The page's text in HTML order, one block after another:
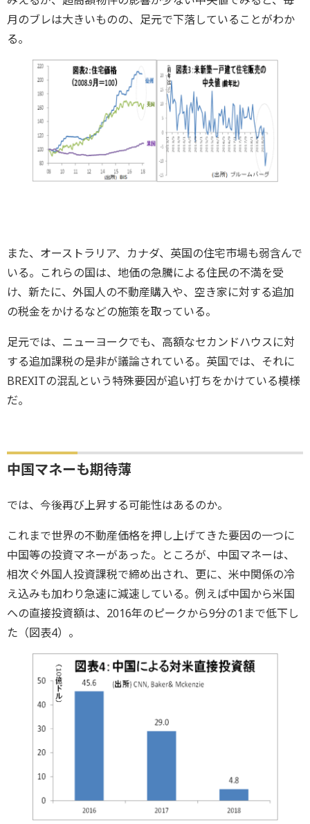
月のブレは大きいものの、足元で下落していることがわか
る。
また、オーストラリア、カナダ、英国の住宅市場も弱含んで
いる。これらの国は、地価の急騰による住民の不満を受
け、新たに、外国人の不動産購入や、空き家に対する追加
の税金をかけるなどの施策を取っている。
足元では、ニューヨークでも、高額なセカンドハウスに対
する追加課税の是非が議論されている。英国では、それに
BREXITの混乱という特殊要因が追い打ちをかけている模様
だ。
中国マネーも期待薄
では、今後再び上昇する可能性はあるのか。
これまで世界の不動産価格を押し上げてきた要因の一つに
中国等の投資マネーがあった。ところが、中国マネーは、
相次ぐ外国人投資課税で締め出され、更に、米中関係の冷
え込みも加わり急速に減速している。例えば中国から米国
への直接投資額は、2016年のピークから9分の1まで低下し
た（図表4）。